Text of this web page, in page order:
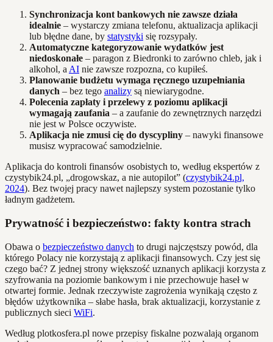
Synchronizacja kont bankowych nie zawsze działa
idealnie – wystarczy zmiana telefonu, aktualizacja aplikacji
lub błędne dane, by statystyki się rozsypały.
Automatyczne kategoryzowanie wydatków jest
niedoskonałe – paragon z Biedronki to zarówno chleb, jak i
alkohol, a AI nie zawsze rozpozna, co kupiłeś.
Planowanie budżetu wymaga ręcznego uzupełniania
danych – bez tego analizy są niewiarygodne.
Polecenia zapłaty i przelewy z poziomu aplikacji
wymagają zaufania – a zaufanie do zewnętrznych narzędzi
nie jest w Polsce oczywiste.
Aplikacja nie zmusi cię do dyscypliny – nawyki finansowe
musisz wypracować samodzielnie.
Aplikacja do kontroli finansów osobistych to, według ekspertów z
czystybik24.pl, „drogowskaz, a nie autopilot” (czystybik24.pl,
2024). Bez twojej pracy nawet najlepszy system pozostanie tylko
ładnym gadżetem.
Prywatność i bezpieczeństwo: fakty kontra strach
Obawa o bezpieczeństwo danych to drugi najczęstszy powód, dla
którego Polacy nie korzystają z aplikacji finansowych. Czy jest się
czego bać? Z jednej strony większość uznanych aplikacji korzysta z
szyfrowania na poziomie bankowym i nie przechowuje haseł w
otwartej formie. Jednak rzeczywiste zagrożenia wynikają często z
błędów użytkownika – słabe hasła, brak aktualizacji, korzystanie z
publicznych sieci WiFi.
Według plotkosfera.pl nowe przepisy fiskalne pozwalają organom